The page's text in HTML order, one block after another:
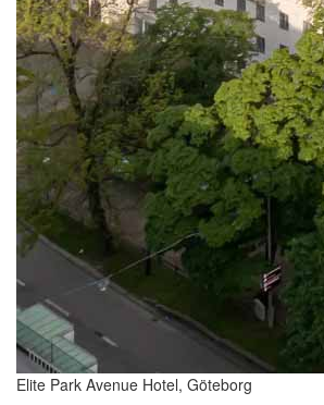
Elite Park Avenue Hotel, Göteborg